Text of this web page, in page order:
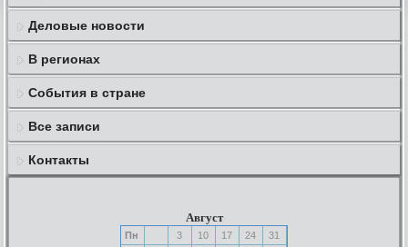
Деловые новости
В регионах
События в стране
Все записи
Контакты
Август
Пн 3 10 17 24
31